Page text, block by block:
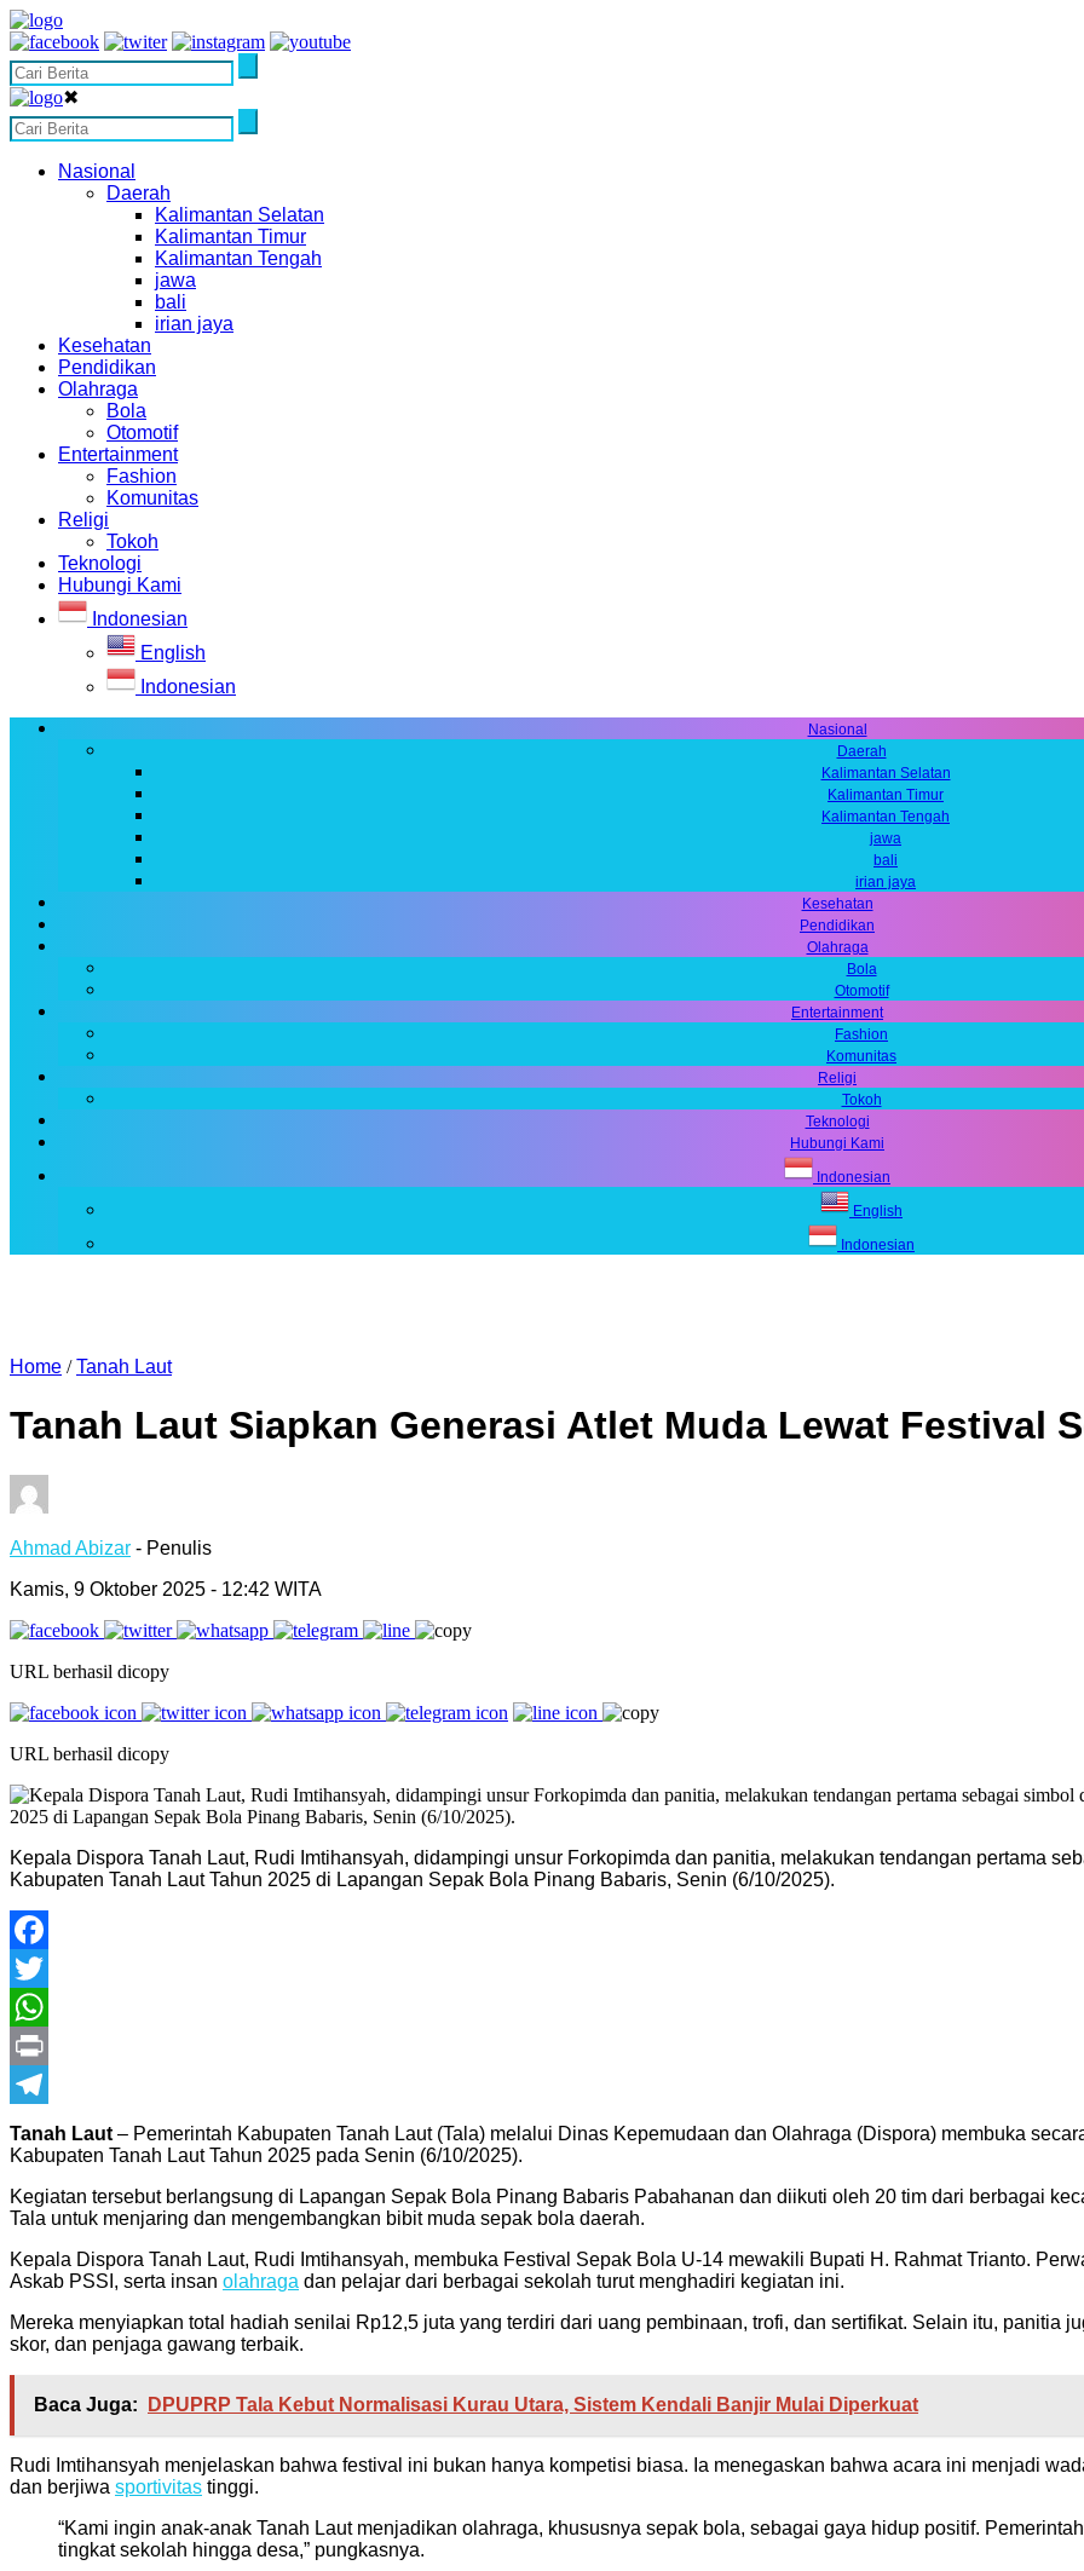
✖
Nasional
Daerah
Kalimantan Selatan
Kalimantan Timur
Kalimantan Tengah
jawa
bali
irian jaya
Kesehatan
Pendidikan
Olahraga
Bola
Otomotif
Entertainment
Fashion
Komunitas
Religi
Tokoh
Teknologi
Hubungi Kami
Indonesian
English
Indonesian
Nasional
Daerah
Kalimantan Selatan
Kalimantan Timur
Kalimantan Tengah
jawa
bali
irian jaya
Kesehatan
Pendidikan
Olahraga
Bola
Otomotif
Entertainment
Fashion
Komunitas
Religi
Tokoh
Teknologi
Hubungi Kami
Indonesian
English
Indonesian
Home /Tanah Laut
Tanah Laut Siapkan Generasi Atlet Muda Lewat Festival
Ahmad Abizar - Penulis
Kamis, 9 Oktober 2025 - 12:42 WITA
URL berhasil dicopy
URL berhasil dicopy
Kepala Dispora Tanah Laut, Rudi Imtihansyah, didampingi unsur Forkopimda dan panitia, melakukan tendangan pertama
Kabupaten Tanah Laut Tahun 2025 di Lapangan Sepak Bola Pinang Babaris, Senin (6/10/2025).
Facebook
Twitter
WhatsApp
Print
Telegram
Tanah Laut – Pemerintah Kabupaten Tanah Laut (Tala) melalui Dinas Kepemudaan dan Olahraga (Dispora) membuka
Kabupaten Tanah Laut Tahun 2025 pada Senin (6/10/2025).
Kegiatan tersebut berlangsung di Lapangan Sepak Bola Pinang Babaris Pabahanan dan diikuti oleh 20 tim dari berbagai
Tala untuk menjaring dan mengembangkan bibit muda sepak bola daerah.
Kepala Dispora Tanah Laut, Rudi Imtihansyah, membuka Festival Sepak Bola U-14 mewakili Bupati H. Rahmat Trianto.
Askab PSSI, serta insan olahraga dan pelajar dari berbagai sekolah turut menghadiri kegiatan ini.
Mereka menyiapkan total hadiah senilai Rp12,5 juta yang terdiri dari uang pembinaan, trofi, dan sertifikat. Selain itu, panitia
skor, dan penjaga gawang terbaik.
Baca Juga: DPUPRP Tala Kebut Normalisasi Kurau Utara, Sistem Kendali Banjir Mulai Diperkuat
Rudi Imtihansyah menjelaskan bahwa festival ini bukan hanya kompetisi biasa. Ia menegaskan bahwa acara ini menjadi
dan berjiwa sportivitas tinggi.
“Kami ingin anak-anak Tanah Laut menjadikan olahraga, khususnya sepak bola, sebagai gaya hidup positif.
tingkat sekolah hingga desa,” pungkasnya.